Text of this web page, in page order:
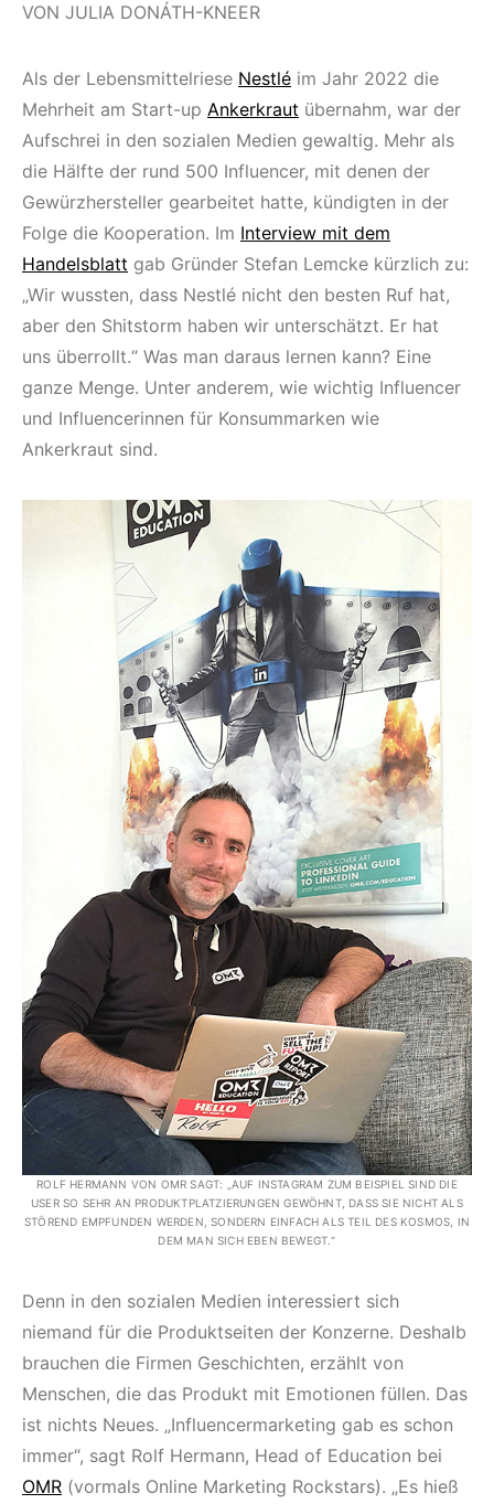
VON JULIA DONÁTH-KNEER
Als der Lebensmittelriese Nestlé im Jahr 2022 die
Mehrheit am Start-up Ankerkraut übernahm, war der
Aufschrei in den sozialen Medien gewaltig. Mehr als
die Hälfte der rund 500 Influencer, mit denen der
Gewürzhersteller gearbeitet hatte, kündigten in der
Folge die Kooperation. Im Interview mit dem
Handelsblatt gab Gründer Stefan Lemcke kürzlich zu:
„Wir wussten, dass Nestlé nicht den besten Ruf hat,
aber den Shitstorm haben wir unterschätzt. Er hat
uns überrollt.“ Was man daraus lernen kann? Eine
ganze Menge. Unter anderem, wie wichtig Influencer
und Influencerinnen für Konsummarken wie
Ankerkraut sind.
ROLF HERMANN VON OMR SAGT: „AUF INSTAGRAM ZUM BEISPIEL SIND DIE
USER SO SEHR AN PRODUKTPLATZIERUNGEN GEWÖHNT, DASS SIE NICHT ALS
STÖREND EMPFUNDEN WERDEN, SONDERN EINFACH ALS TEIL DES KOSMOS, IN
DEM MAN SICH EBEN BEWEGT.“
Denn in den sozialen Medien interessiert sich
niemand für die Produktseiten der Konzerne. Deshalb
brauchen die Firmen Geschichten, erzählt von
Menschen, die das Produkt mit Emotionen füllen. Das
ist nichts Neues. „Influencermarketing gab es schon
immer“, sagt Rolf Hermann, Head of Education bei
OMR (vormals Online Marketing Rockstars). „Es hieß